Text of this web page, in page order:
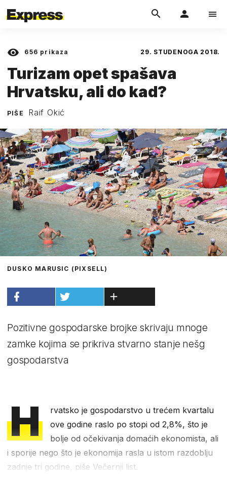
656 prikaza 29. STUDENOGA 2018.
Turizam opet spašava
Hrvatsku, ali do kad?
PIŠE Raif Okić
DUSKO MARUSIC (PIXSELL)
Pozitivne gospodarske brojke skrivaju mnoge
zamke kojima se prikriva stvarno stanje nešg
gospodarstva
H
rvatsko je gospodarstvo u trećem kvartalu
ove godine raslo po stopi od 2,8%, što je
bolje od očekivanja domaćih ekonomista, ali
i sporije nego što je ekonomija rasla u istom razdoblju
zadnje tri godine, piše Večernji list.